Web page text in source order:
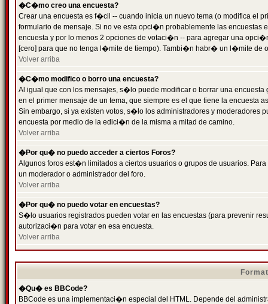
�C�mo creo una encuesta?
Crear una encuesta es f�cil -- cuando inicia un nuevo tema (o modifica el
formulario de mensaje. Si no ve esta opci�n probablemente las
encuesta y por lo menos 2 opciones de votaci�n -- para agregar una
[cero] para que no tenga l�mite de tiempo). Tambi�n habr� un l�mite de
Volver arriba
�C�mo modifico o borro una encuesta?
Al igual que con los mensajes, s�lo puede modificar o borrar una
en el primer mensaje de un tema, que siempre es el que tiene la encuesta
Sin embargo, si ya existen votos, s�lo los administradores y moderadores
encuesta por medio de la edici�n de la misma a mitad de camino.
Volver arriba
�Por qu� no puedo acceder a ciertos Foros?
Algunos foros est�n limitados a ciertos usuarios o grupos de usuarios.
un moderador o administrador del foro.
Volver arriba
�Por qu� no puedo votar en encuestas?
S�lo usuarios registrados pueden votar en las encuestas (para prevenir
autorizaci�n para votar en esa encuesta.
Volver arriba
�Qu� es BBCode?
BBCode es una implementaci�n especial del HTML. Depende del